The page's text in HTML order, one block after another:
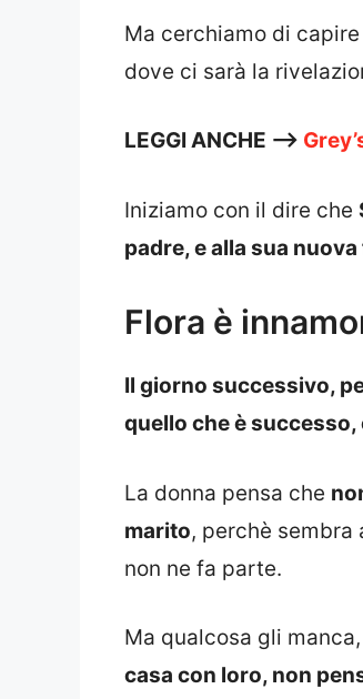
Ma cerchiamo di
dove ci sarà la
LEGGI ANCHE —>
Iniziamo con il dire che
padre, e alla sua
Flora è
Il giorno successivo,
quello che è
La donna pensa che
marito, perchè
non ne fa parte.
Ma qualcosa gli
casa con loro, non